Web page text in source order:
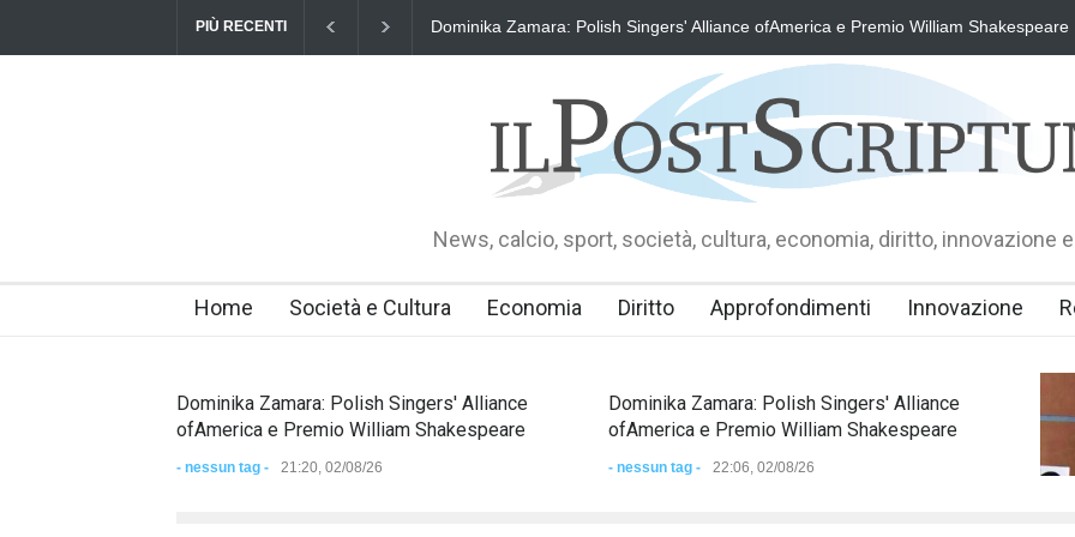
PIÙ RECENTI Dominika Zamara: Polish Singers' Alliance ofAmerica e Premio William Shakespeare
News, calcio, sport, società, cultura, economia, diritto, innovazione
Home Società e Cultura Economia Diritto Approfondimenti Innovazione
Dominika Zamara: Polish Singers' Alliance
ofAmerica e Premio William Shakespeare
- nessun tag - 21:20, 02/08/26
Dominika Zamara: Polish Singers' Alliance
ofAmerica e Premio William Shakespeare
- nessun tag - 22:06, 02/08/26